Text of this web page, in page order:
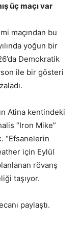
üç maçı var
maçından bu
yoğun bir
Demokratik
ile bir gösteri
Atina kentindeki
“Iron Mike”
“Efsanelerin
için Eylül
rövanş
taşıyor.
paylaştı.